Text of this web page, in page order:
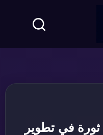
Low-code/No-code ثورة في تطوير